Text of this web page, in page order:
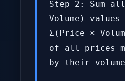
Step 2: Sum
Volume) values
Σ(Price ×
of all prices
by their